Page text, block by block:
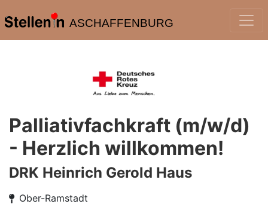
ASCHAFFENBURG
Palliativfachkraft (m/w/d)
- Herzlich willkommen!
DRK Heinrich Gerold Haus
Ober-Ramstadt